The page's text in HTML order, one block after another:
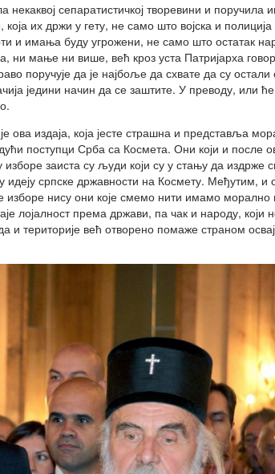
сепаратистичкој творевини и поручила
их држи у гету, не само што војска и полиција
и имања буду угрожени, не само што остатак
ни мање ни више, већ кроз уста Патријарха
поручује да је најбоље да схвате да су остали
једини начин да се заштите. У преводу, или
ова издаја, која јесте страшна и представља
поступци Срба са Космета. Они који и после
изборе заиста су људи који су у стању да издрже
идеју српске државности на Космету. Међутим, и
изборе нису они које смемо нити имамо морално
лојалност према држави, па чак и народу, који
територије већ отворено помаже страном